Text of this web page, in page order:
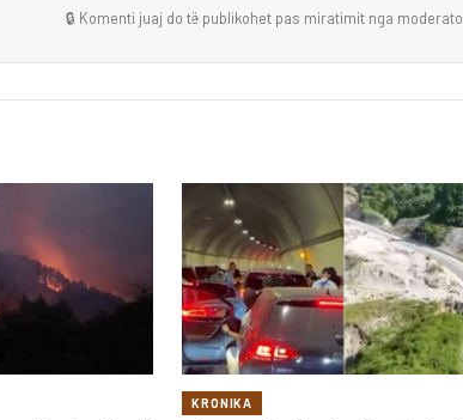
🔒 Komenti juaj do të publikohet pas miratimit nga
KRONIKA